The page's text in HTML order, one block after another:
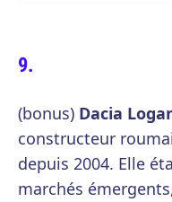
(bonus) Dacia
constructeur
depuis 2004. Elle
marchés